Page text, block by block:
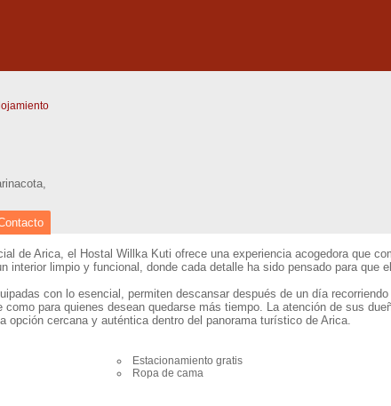
,
de Arica, el Hostal Willka Kuti ofrece una experiencia acogedora que
interior limpio y funcional, donde cada detalle ha sido pensado para que
con lo esencial, permiten descansar después de un día
para quienes desean quedarse más tiempo. La atención de sus
opción cercana y auténtica dentro del panorama turístico de Arica.
Estacionamiento gratis
Ropa de cama